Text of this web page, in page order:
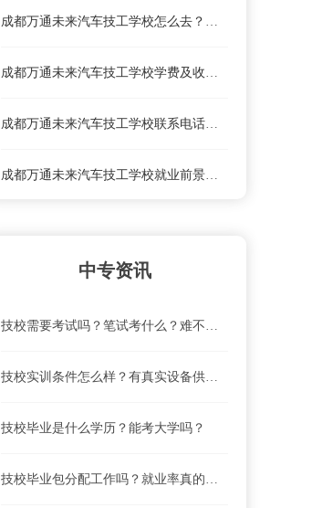
成都万通未来汽车技工学校怎么去？乘车路线
成都万通未来汽车技工学校学费及收费标准
成都万通未来汽车技工学校联系电话、地址是什么？
成都万通未来汽车技工学校就业前景怎么样？
中专资讯
技校需要考试吗？笔试考什么？难不难？
技校实训条件怎么样？有真实设备供实操吗？
技校毕业是什么学历？能考大学吗？
技校毕业包分配工作吗？就业率真的高吗？